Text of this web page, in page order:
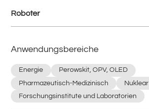
Roboter
Anwendungsbereiche
Energie
Perowskit, OPV, OLED
Pharmazeutisch-Medizinisch
Nuklear
Forschungsinstitute und Laboratorien